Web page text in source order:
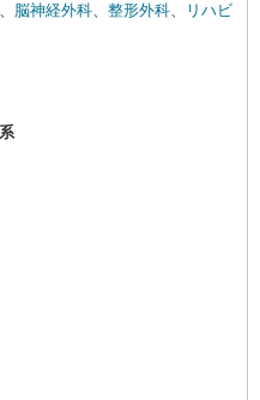
、 脳神経外科、 整形外科、
リハビ